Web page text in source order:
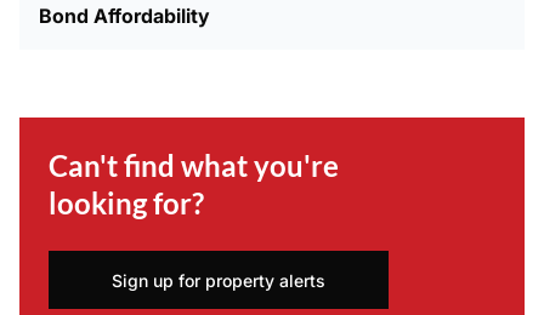
Bond Affordability
Can't find what you're
looking for?
Sign up for property alerts